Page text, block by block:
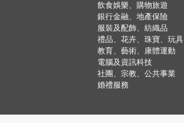
飲食娛樂、購物旅遊
銀行金融、地產保險
服裝及配飾、紡織品
禮品、花卉、珠寶、玩具
教育、藝術、康體運動
電腦及資訊科技
社團、宗教、公共事業
婚禮服務